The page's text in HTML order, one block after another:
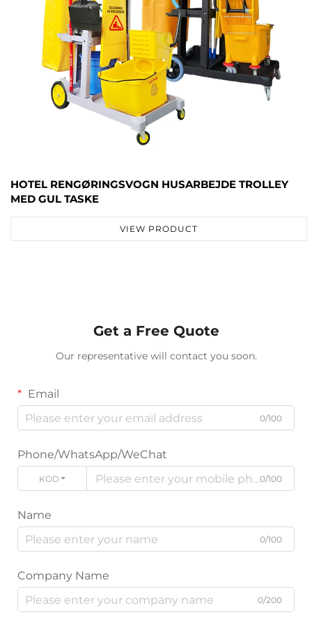
HOTEL RENGØRINGSVOGN HUSARBEJDE TROLLEY
MED GUL TASKE
VIEW PRODUCT
Get a Free Quote
Our representative will contact you soon.
Email
0/100
Phone/WhatsApp/WeChat
KODE 0/100
Name
0/100
Company Name
0/200